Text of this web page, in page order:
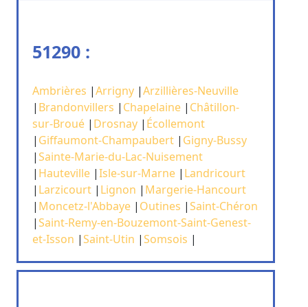
51290 :
Ambrières |Arrigny |Arzillières-Neuville
| Brandonvillers | Chapelaine | Châtillon-
sur-Broué | Drosnay | Écollemont
| Giffaumont-Champaubert | Gigny-Bussy
|Sainte-Marie-du-Lac-Nuisement
| Hauteville |Isle-sur-Marne | Landricourt
| Larzicourt | Lignon | Margerie-Hancourt
| Moncetz-l'Abbaye | Outines |Saint-Chéron
|Saint-Remy-en-Bouzemont-Saint-Genest-
et-Isson |Saint-Utin |Somsois |